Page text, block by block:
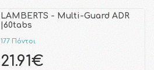
LAMBERTS - Multi-Guard ADR
|60tabs
177 Πόντοι
21.91€